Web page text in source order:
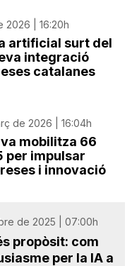
2026 | 16:20h
artificial surt del
integració
catalanes
de 2026 | 16:04h
mobilitza 66
per impulsar
i innovació
de 2025 | 07:00h
propòsit: com
per la IA a